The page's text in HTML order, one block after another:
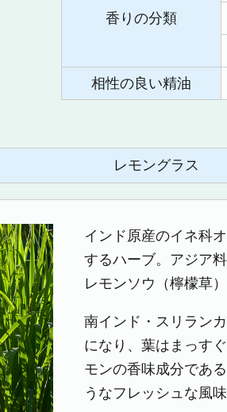
香りの分類
相性の良い精油
レモングラス
インド原産のイネ科
するハーブ。アジア
レモンソウ（檸檬草
南インド・スリラン
になり、葉はまっす
モンの香味成分であ
うなフレッシュな風